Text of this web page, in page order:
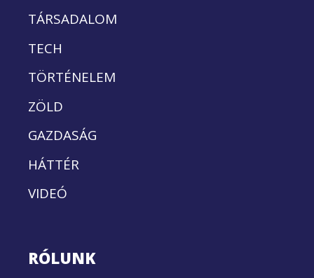
TÁRSADALOM
TECH
TÖRTÉNELEM
ZÖLD
GAZDASÁG
HÁTTÉR
VIDEÓ
RÓLUNK